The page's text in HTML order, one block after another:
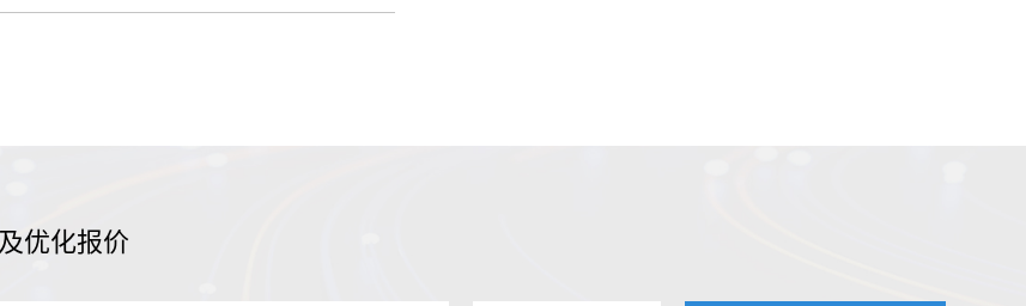
优化报价